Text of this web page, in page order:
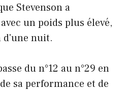
Stevenson a
un poids plus élevé,
d'une nuit.
du n°12 au n°29 en
sa performance et de